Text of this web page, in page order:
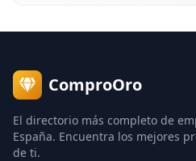
ComproOro
El directorio más completo de
España. Encuentra los mejores
de ti.